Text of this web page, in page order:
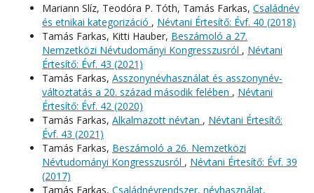
Mariann Slíz, Teodóra P. Tóth, Tamás Farkas, Családnév
és etnikai kategorizáció , Névtani Értesítő: Évf. 40 (2018)
Tamás Farkas, Kitti Hauber, Beszámoló a 27.
Nemzetközi Névtudományi Kongresszusról , Névtani
Értesítő: Évf. 43 (2021)
Tamás Farkas, Asszonynévhasználat és asszonynév-
változtatás a 20. század második felében , Névtani
Értesítő: Évf. 42 (2020)
Tamás Farkas, Alkalmazott névtan , Névtani Értesítő:
Évf. 43 (2021)
Tamás Farkas, Beszámoló a 26. Nemzetközi
Névtudományi Kongresszusról , Névtani Értesítő: Évf. 39
(2017)
Tamás Farkas, Családnévrendszer, névhasználat,